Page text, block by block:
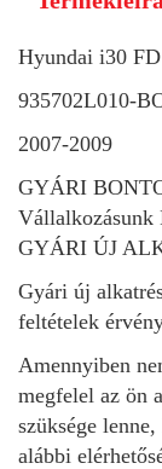
Hyundai i30
935702L010-
2007-2009
GYÁRI
Vállalkozásunk
GYÁRI ÚJ
Gyári új
feltételek
Amennyiben
megfelel az ön
szüksége
alábbi